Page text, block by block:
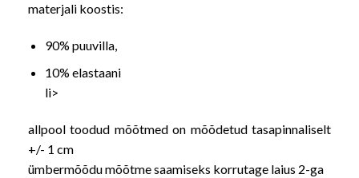
materjali koostis:
90% puuvilla,
10% elastaani
li>
allpool toodud mõõtmed on mõõdetud tasapinnaliselt
+/- 1 cm
ümbermõõdu mõõtme saamiseks korrutage laius 2-ga